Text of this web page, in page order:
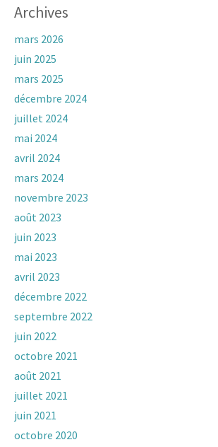
Archives
mars 2026
juin 2025
mars 2025
décembre 2024
juillet 2024
mai 2024
avril 2024
mars 2024
novembre 2023
août 2023
juin 2023
mai 2023
avril 2023
décembre 2022
septembre 2022
juin 2022
octobre 2021
août 2021
juillet 2021
juin 2021
octobre 2020